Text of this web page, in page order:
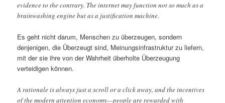
evidence to the contrary. The internet may function not so much as a
brainwashing engine but as a justification machine.
Es geht nicht darum, Menschen zu überzeugen, sondern
denjenigen, die Überzeugt sind, Meinungsinfrastruktur zu liefern,
mit der sie ihre von der Wahrheit überholte Überzeugung
verteidigen können.
A rationale is always just a scroll or a click away, and the incentives
of the modern attention economy—people are rewarded with